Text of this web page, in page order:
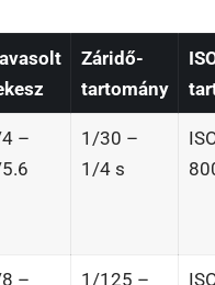
Záridő-
tartomány
–
1/30 –
1/4 s
–
1/125 –